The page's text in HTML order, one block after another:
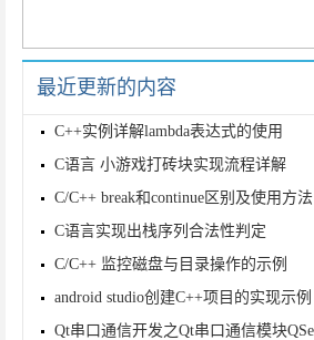
最近更新的内容
C++实例详解lambda表达式的使用
C语言 小游戏打砖块实现流程详解
C/C++ break和continue区别及使用方法
C语言实现出栈序列合法性判定
C/C++ 监控磁盘与目录操作的示例
android studio创建C++项目的实现示例